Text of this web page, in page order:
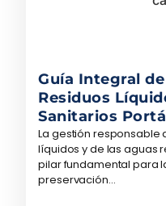
Guía Integral
Residuos
Sanitarios
La gestión responsable
líquidos y de las aguas
pilar fundamental para
preservación...